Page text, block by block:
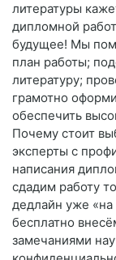
литературы
дипломной
будущее! Мы
план работы;
литературу;
грамотно
обеспечить
Почему стоит
эксперты с
написания
сдадим работу
дедлайн уже
бесплатно
замечаниями